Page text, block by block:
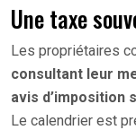
Une taxe
Les propriétaires
consultant leur
avis d’imposition
Le calendrier est